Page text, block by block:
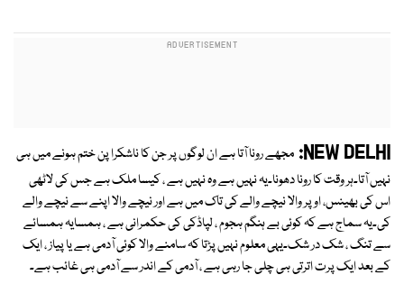
NEW DELHI: مجھے رونا آتا ہے ان لوگوں پر جن کا ناشکرا پن ختم ہونے میں ہی
نہیں آتا۔ہر وقت کا رونا دھونا۔یہ نہیں ہے وہ نہیں ہے ، کیسا ملک ہے جس کی لاٹھی
اس کی بھینس، اوپر والا نیچے والے کی تاک میں ہے اور نیچے والا اپنے سے نیچے والے
کی۔یہ سماج ہے کہ کوئی بے ہنگم ہجوم ، لپاڈکی کی حکمرانی ہے ، ہمسایہ ہمسائے
سے تنگ ، شک در شک۔یہی معلوم نہیں پڑتا کہ سامنے والا کوئی آدمی ہے یا پیاز ، ایک
کے بعد ایک پرت اترتی ہی چلی جا رہی ہے ، آدمی کے اندر سے آدمی ہی غائب ہے۔